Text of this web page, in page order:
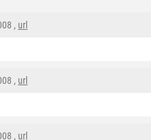
, url
, url
, url